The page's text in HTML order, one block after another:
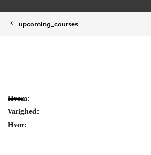
upcoming_courses
Hvem:
Varighed:
Hvor: